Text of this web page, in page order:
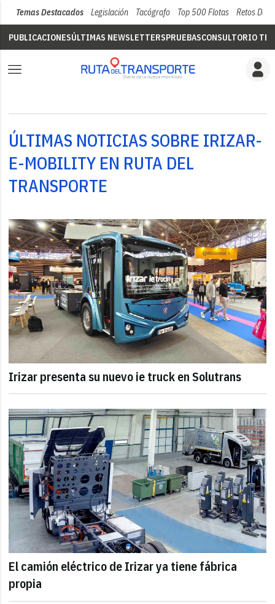
Temas Destacados Legislación Tacógrafo Top 500 Flotas Retos Del
PUBLICACIONESÚLTIMAS NEWSLETTERSPRUEBASCONSULTORIO
ÚLTIMAS NOTICIAS SOBRE IRIZAR-
E-MOBILITY EN RUTA DEL
TRANSPORTE
Irizar presenta su nuevo ie truck en Solutrans
El camión eléctrico de Irizar ya tiene fábrica
propia